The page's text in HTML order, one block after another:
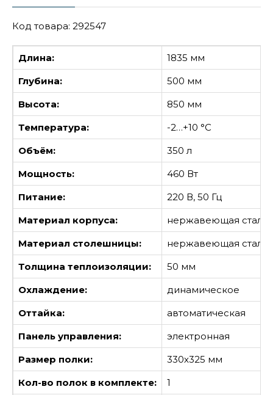
Код товара: 292547
Длина:
1835 мм
Глубина:
500 мм
Высота:
850 мм
Температура:
-2…+10 °С
Объём:
350 л
Мощность:
460 Вт
Питание:
220 В, 50 Гц
Материал корпуса:
нержавеющая сталь
Материал столешницы:
нержавеющая сталь
Толщина теплоизоляции:
50 мм
Охлаждение:
динамическое
Оттайка:
автоматическая
Панель управления:
электронная
Размер полки:
330х325 мм
Кол-во полок в комплекте:
1